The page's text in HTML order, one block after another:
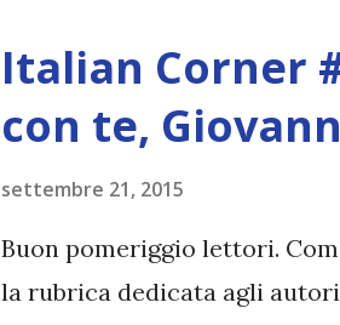
mandata in bestia. Perché
cretinata del genere . E
quella seduta spiritica
tutto intorno a quello, mi
genere - perché è così che fa
cazzata. E mi sono
Italian Corner
con te,
settembre 21, 2015
Buon pomeriggio lettori.
la rubrica dedicata agli